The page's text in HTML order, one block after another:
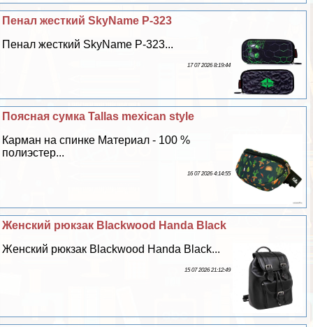
Пенал жесткий SkyName P-323
Пенал жесткий SkyName P-323...
17 07 2026 8:19:44
Поясная сумка Tallas mexican style
Карман на спинке Материал - 100 %
полиэстер...
16 07 2026 4:14:55
Женский рюкзак Blackwood Handa Black
Женский рюкзак Blackwood Handa Black...
15 07 2026 21:12:49